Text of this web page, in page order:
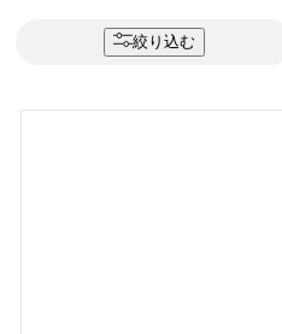
絞り込む